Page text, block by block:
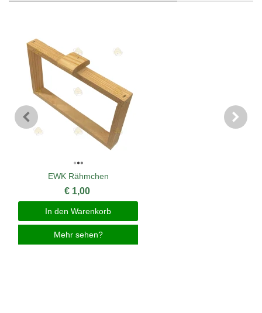
EWK Rähmchen
€ 1,00
In den Warenkorb
Mehr sehen?